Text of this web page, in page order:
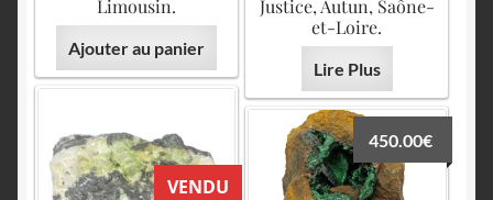
Limousin.
Ajouter au panier
Justice, Autun, Saône-
et-Loire.
Lire Plus
VENDU
450.00€